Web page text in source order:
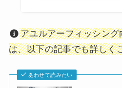
アユルアーフィッシン
は、以下の記事でも詳しく
あわせて読みたい